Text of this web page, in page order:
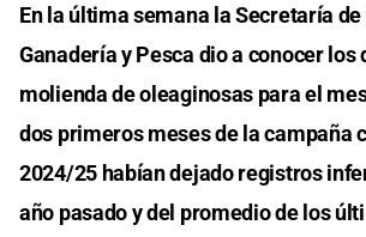
En la última semana la Secretaría
Ganadería y Pesca dio a conocer los
molienda de oleaginosas para el
dos primeros meses de la campaña
2024/25 habían dejado registros
año pasado y del promedio de los